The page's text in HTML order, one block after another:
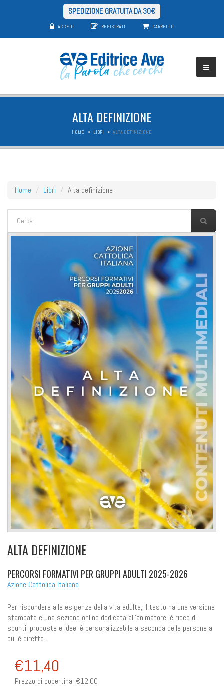
SPEDIZIONE GRATUITA DA 30€
ACCEDI REGISTRATI CARRELLO
ALTA DEFINIZIONE
HOME LIBRI ALTA DEFINIZIONE
Home Libri Alta definizione
FORM DI RICERCA
ALTA DEFINIZIONE
PERCORSI FORMATIVI PER GRUPPI ADULTI 2025-2026
Azione Cattolica Italiana
Per rispondere alle esigenze della vita adulta, il testo ha una versione
stampata e una sezione online dedicata all'animatore; è ricco di
spunti, proposte e idee; è personalizzabile a seconda delle persone a
cui è diretto.
€11,40
Prezzo di copertina: €12,00